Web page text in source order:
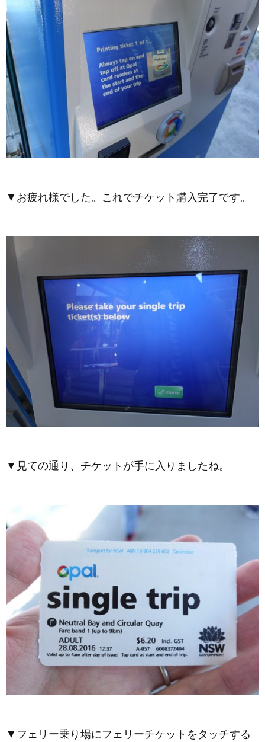
▼お疲れ様でした。これでチケット購入完了です。
▼見ての通り、チケットが手に入りましたね。
▼フェリー乗り場にフェリーチケットをタッチする